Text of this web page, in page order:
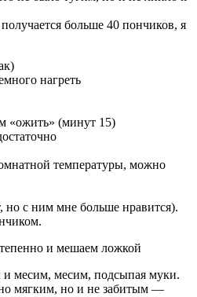
больше 40 пончиков, я
нагреть
«ожить» (минут 15)
температуры, можно
но с ним мне больше нравится).
и мешаем ложкой
и месим, месим, подсыпая муки.
мягким, но и не забитым —